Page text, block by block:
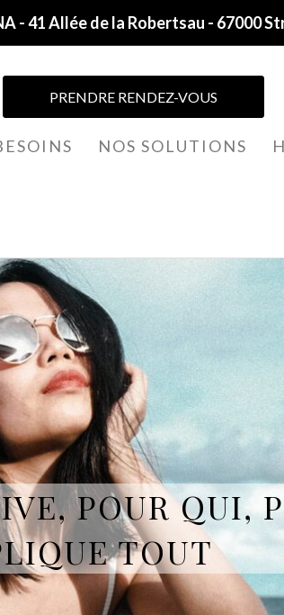
- 41 Allée de la Robertsau - 67000
PRENDRE RENDEZ-VOUS
NOS SOLUTIONS
POUR QUI,
TOUT